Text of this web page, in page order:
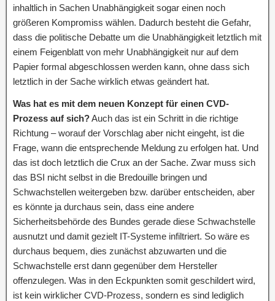
inhaltlich in Sachen Unabhängigkeit sogar einen noch
größeren Kompromiss wählen. Dadurch besteht die Gefahr,
dass die politische Debatte um die Unabhängigkeit letztlich mit
einem Feigenblatt von mehr Unabhängigkeit nur auf dem
Papier formal abgeschlossen werden kann, ohne dass sich
letztlich in der Sache wirklich etwas geändert hat.
Was hat es mit dem neuen Konzept für einen CVD-
Prozess auf sich?Auch das ist ein Schritt in die richtige
Richtung – worauf der Vorschlag aber nicht eingeht, ist die
Frage, wann die entsprechende Meldung zu erfolgen hat. Und
das ist doch letztlich die Crux an der Sache. Zwar muss sich
das BSI nicht selbst in die Bredouille bringen und
Schwachstellen weitergeben bzw. darüber entscheiden, aber
es könnte ja durchaus sein, dass eine andere
Sicherheitsbehörde des Bundes gerade diese Schwachstelle
ausnutzt und damit gezielt IT-Systeme infiltriert. So wäre es
durchaus bequem, dies zunächst abzuwarten und die
Schwachstelle erst dann gegenüber dem Hersteller
offenzulegen. Was in den Eckpunkten somit geschildert wird,
ist kein wirklicher CVD-Prozess, sondern es sind lediglich